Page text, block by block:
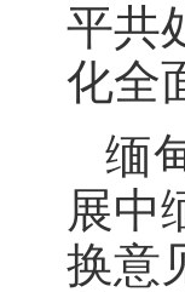
平共
化全
缅
展中
换意